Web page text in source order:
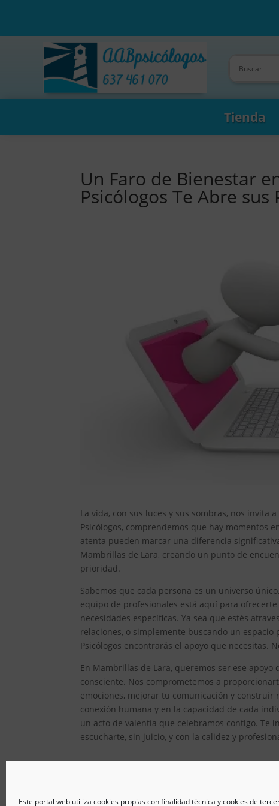
Este portal web utiliza cookies propias con finalidad técnica y cookies de
Tienda
Un Faro de Bienestar
Psicólogos Te Abre sus
La vida, con sus luces y sus sombras, nos invita
Psicólogos, comprendemos que hay momentos
atenta pueden marcar una diferencia
Mambrillas de Lara, creando un punto de
prioridad.
Sabemos que cada persona es un universo
equipo de profesionales está aquí para
necesidades específicas. Ya sea que estés
relaciones, o simplemente buscando un
Psicólogos encontrarás el apoyo que necesitas.
En Mambrillas de Lara, queremos ser ese
consciente. Nos comprometemos a
emociones, mejorar tu comunicación y
conexión humana y en la capacidad de cada
un acto de valentía que celebramos contigo. Te
escucharte, sin juicio, y con la calidez y